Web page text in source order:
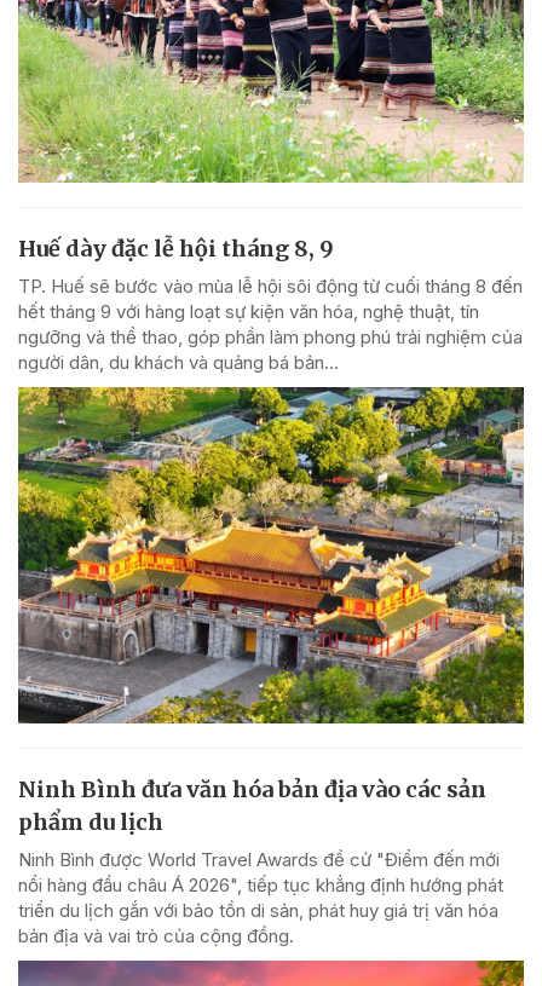
Huế dày đặc lễ hội tháng 8, 9
TP. Huế sẽ bước vào mùa lễ hội sôi động từ cuối tháng 8 đến
hết tháng 9 với hàng loạt sự kiện văn hóa, nghệ thuật, tín
ngưỡng và thể thao, góp phần làm phong phú trải nghiệm của
người dân, du khách và quảng bá bản...
Ninh Bình đưa văn hóa bản địa vào các sản
phẩm du lịch
Ninh Bình được World Travel Awards đề cử "Điểm đến mới
nổi hàng đầu châu Á 2026", tiếp tục khẳng định hướng phát
triển du lịch gắn với bảo tồn di sản, phát huy giá trị văn hóa
bản địa và vai trò của cộng đồng.